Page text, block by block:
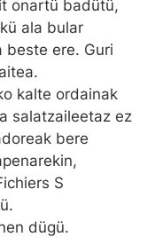
onartü badütü,
ala bular
ere. Guri
kalte ordainak
salatzaileetaz ez
bere
S
dügü.